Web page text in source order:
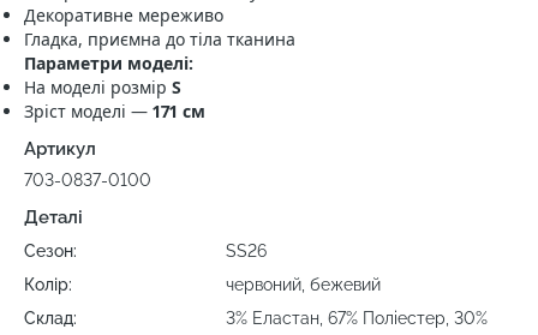
Декоративне мереживо
Гладка, приємна до тіла тканина
Параметри моделі:
На моделі розмір S
Зріст моделі — 171 см
Артикул
703-0837-0100
Деталі
Сезон:
SS26
Колір:
червоний, бежевий
Склад:
3% Еластан, 67% Поліестер, 30%